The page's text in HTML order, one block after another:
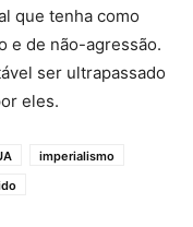
que tenha como
e de não-agressão.
ser ultrapassado
eles.
imperialismo